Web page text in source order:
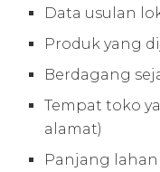
Data usulan
Produk yang
Berdagang
Tempat toko
alamat)
Panjang lahan